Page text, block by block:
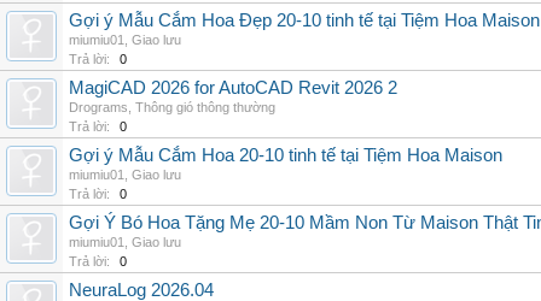
Gợi ý Mẫu Cắm Hoa Đẹp 20-10 tinh tế tại Tiệm Hoa Maison
miumiu01
Giao lưu
Trả lời:
0
MagiCAD 2026 for AutoCAD Revit 2026 2
Drograms Thông gió thông thường
Trả lời:
0
Gợi ý Mẫu Cắm Hoa 20-10 tinh tế tại Tiệm Hoa Maison
miumiu01
Giao lưu
Trả lời:
0
Gợi Ý Bó Hoa Tặng Mẹ 20-10 Mầm Non Từ Maison Thật
miumiu01
Giao lưu
Trả lời:
0
NeuraLog 2026.04